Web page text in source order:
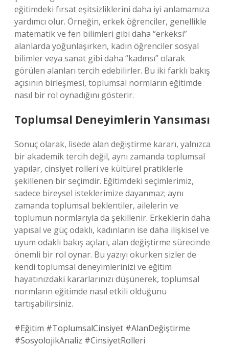
eğitimdeki fırsat eşitsizliklerini daha iyi anlamamıza
yardımcı olur. Örneğin, erkek öğrenciler, genellikle
matematik ve fen bilimleri gibi daha “erkeksi”
alanlarda yoğunlaşırken, kadın öğrenciler sosyal
bilimler veya sanat gibi daha “kadınsı” olarak
görülen alanları tercih edebilirler. Bu iki farklı bakış
açısının birleşmesi, toplumsal normların eğitimde
nasıl bir rol oynadığını gösterir.
Toplumsal Deneyimlerin Yansıması
Sonuç olarak, lisede alan değiştirme kararı, yalnızca
bir akademik tercih değil, aynı zamanda toplumsal
yapılar, cinsiyet rolleri ve kültürel pratiklerle
şekillenen bir seçimdir. Eğitimdeki seçimlerimiz,
sadece bireysel isteklerimize dayanmaz; aynı
zamanda toplumsal beklentiler, ailelerin ve
toplumun normlarıyla da şekillenir. Erkeklerin daha
yapısal ve güç odaklı, kadınların ise daha ilişkisel ve
uyum odaklı bakış açıları, alan değiştirme sürecinde
önemli bir rol oynar. Bu yazıyı okurken sizler de
kendi toplumsal deneyimlerinizi ve eğitim
hayatınızdaki kararlarınızı düşünerek, toplumsal
normların eğitimde nasıl etkili olduğunu
tartışabilirsiniz.
#Eğitim #ToplumsalCinsiyet #AlanDeğiştirme
#SosyolojikAnaliz #CinsiyetRolleri